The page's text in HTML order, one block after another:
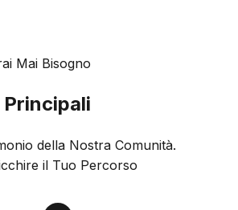
Mai Bisogno
della Nostra Comunità.
il Tuo Percorso